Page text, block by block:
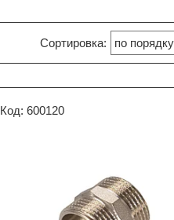
600120